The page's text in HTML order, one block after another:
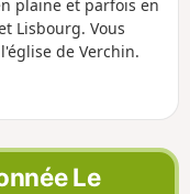
plaine et parfois en
Lisbourg. Vous
de Verchin.
Le